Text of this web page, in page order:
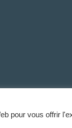
pour vous offrir